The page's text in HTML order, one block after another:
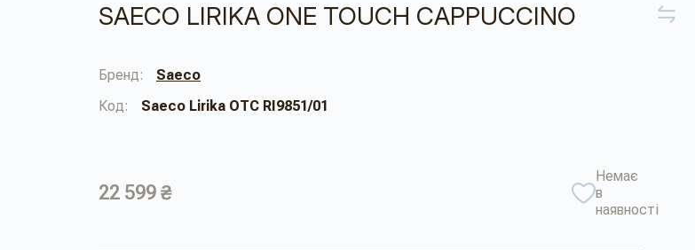
SAECO LIRIKA ONE TOUCH CAPPUCCINO
Бренд:
Saeco
Код:
Saeco Lirika OTC RI9851/01
22 599 ₴
Немає
в
наявності